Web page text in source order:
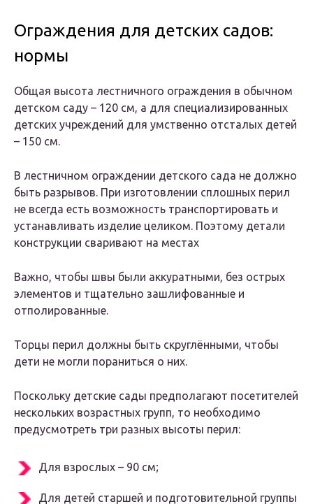
Ограждения для детских садов:
нормы
Общая высота лестничного ограждения в обычном
детском саду – 120 см, а для специализированных
детских учреждений для умственно отсталых детей
– 150 см.
В лестничном ограждении детского сада не должно
быть разрывов. При изготовлении сплошных перил
не всегда есть возможность транспортировать и
устанавливать изделие целиком. Поэтому детали
конструкции сваривают на местах
Важно, чтобы швы были аккуратными, без острых
элементов и тщательно зашлифованные и
отполированные.
Торцы перил должны быть скруглёнными, чтобы
дети не могли пораниться о них.
Поскольку детские сады предполагают посетителей
нескольких возрастных групп, то необходимо
предусмотреть три разных высоты перил:
Для взрослых – 90 см;
Для детей старшей и подготовительной группы